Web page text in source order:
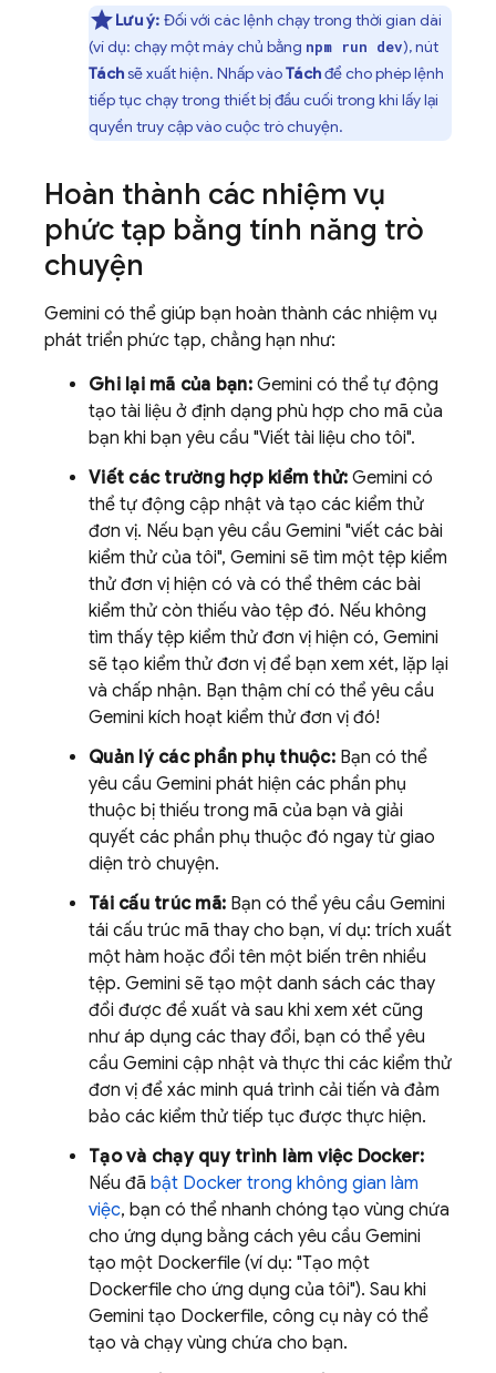
Lưu ý: Đối với các lệnh chạy trong thời gian dài
(ví dụ: chạy một máy chủ bằng npm run dev), nút
Táchsẽ xuất hiện. Nhấp vàoTáchđể cho phép lệnh
tiếp tục chạy trong thiết bị đầu cuối trong khi lấy lại
quyền truy cập vào cuộc trò chuyện.
Hoàn thành các nhiệm vụ
phức tạp bằng tính năng trò
chuyện
Gemini có thể giúp bạn hoàn thành các nhiệm vụ
phát triển phức tạp, chẳng hạn như:
Ghi lại mã của bạn: Gemini có thể tự động
tạo tài liệu ở định dạng phù hợp cho mã của
bạn khi bạn yêu cầu "Viết tài liệu cho tôi".
Viết các trường hợp kiểm thử: Gemini có
thể tự động cập nhật và tạo các kiểm thử
đơn vị. Nếu bạn yêu cầu Gemini "viết các bài
kiểm thử của tôi", Gemini sẽ tìm một tệp kiểm
thử đơn vị hiện có và có thể thêm các bài
kiểm thử còn thiếu vào tệp đó. Nếu không
tìm thấy tệp kiểm thử đơn vị hiện có, Gemini
sẽ tạo kiểm thử đơn vị để bạn xem xét, lặp lại
và chấp nhận. Bạn thậm chí có thể yêu cầu
Gemini kích hoạt kiểm thử đơn vị đó!
Quản lý các phần phụ thuộc:Bạn có thể
yêu cầu Gemini phát hiện các phần phụ
thuộc bị thiếu trong mã của bạn và giải
quyết các phần phụ thuộc đó ngay từ giao
diện trò chuyện.
Tái cấu trúc mã: Bạn có thể yêu cầu Gemini
tái cấu trúc mã thay cho bạn, ví dụ: trích xuất
một hàm hoặc đổi tên một biến trên nhiều
tệp. Gemini sẽ tạo một danh sách các thay
đổi được đề xuất và sau khi xem xét cũng
như áp dụng các thay đổi, bạn có thể yêu
cầu Gemini cập nhật và thực thi các kiểm thử
đơn vị để xác minh quá trình cải tiến và đảm
bảo các kiểm thử tiếp tục được thực hiện.
Tạo và chạy quy trình làm việc Docker:
Nếu đã bật Docker trong không gian làm
việc, bạn có thể nhanh chóng tạo vùng chứa
cho ứng dụng bằng cách yêu cầu Gemini
tạo một Dockerfile (ví dụ: "Tạo một
Dockerfile cho ứng dụng của tôi"). Sau khi
Gemini tạo Dockerfile, công cụ này có thể
tạo và chạy vùng chứa cho bạn.